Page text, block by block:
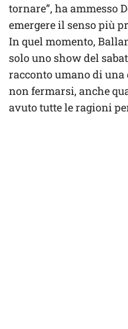
tornare”, ha ammesso
emergere il senso più
In quel momento,
solo uno show del
racconto umano di
non fermarsi, anche
avuto tutte le ragioni